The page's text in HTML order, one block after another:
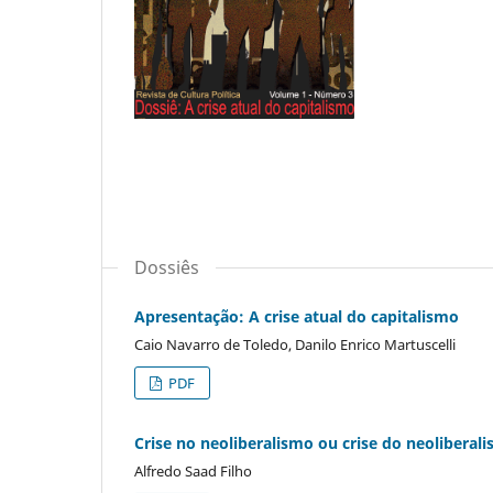
Dossiês
Apresentação: A crise atual do capitalismo
Caio Navarro de Toledo, Danilo Enrico Martuscelli
PDF
Crise no neoliberalismo ou crise do
Alfredo Saad Filho